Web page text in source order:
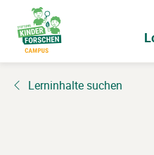
Hauptinhalt
wechseln
Lerninhalte suchen